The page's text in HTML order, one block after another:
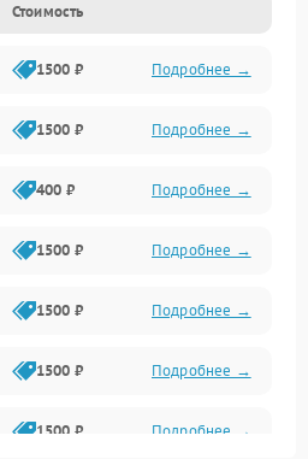
сенсором
и аккумулятором
корпусом и другие
Стоимость
1500 ₽ Подробнее →
1500 ₽ Подробнее →
400 ₽ Подробнее →
1500 ₽ Подробнее →
1500 ₽ Подробнее →
1500 ₽ Подробнее →
1500 ₽ Подробнее →